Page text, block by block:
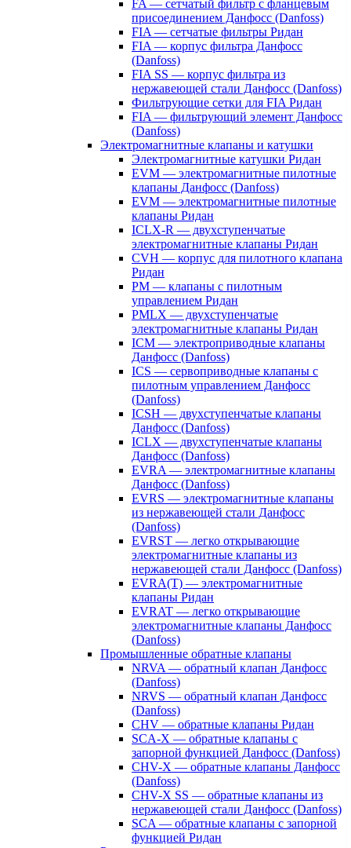
FA — сетчатый фильтр с фланцевым
присоединением Данфосс (Danfoss)
FIA — сетчатые фильтры Ридан
FIA — корпус фильтра Данфосс
(Danfoss)
FIA SS — корпус фильтра из
нержавеющей стали Данфосс (Danfoss)
Фильтрующие сетки для FIA Ридан
FIA — фильтрующий элемент Данфосс
(Danfoss)
Электромагнитные клапаны и катушки
Электромагнитные катушки Ридан
EVM — электромагнитные пилотные
клапаны Данфосс (Danfoss)
EVM — электромагнитные пилотные
клапаны Ридан
ICLX-R — двухступенчатые
электромагнитные клапаны Ридан
CVH — корпус для пилотного клапана
Ридан
PM — клапаны с пилотным
управлением Ридан
PMLX — двухступенчатые
электромагнитные клапаны Ридан
ICM — электроприводные клапаны
Данфосс (Danfoss)
ICS — сервоприводные клапаны с
пилотным управлением Данфосс
(Danfoss)
ICSH — двухступенчатые клапаны
Данфосс (Danfoss)
ICLX — двухступенчатые клапаны
Данфосс (Danfoss)
EVRA — электромагнитные клапаны
Данфосс (Danfoss)
EVRS — электромагнитные клапаны
из нержавеющей стали Данфосс
(Danfoss)
EVRST — легко открывающие
электромагнитные клапаны из
нержавеющей стали Данфосс (Danfoss)
EVRA(T) — электромагнитные
клапаны Ридан
EVRAT — легко открывающие
электромагнитные клапаны Данфосс
(Danfoss)
Промышленные обратные клапаны
NRVA — обратный клапан Данфосс
(Danfoss)
NRVS — обратный клапан Данфосс
(Danfoss)
CHV — обратные клапаны Ридан
SCA-X — обратные клапаны с
запорной функцией Данфосс (Danfoss)
CHV-X — обратные клапаны Данфосс
(Danfoss)
CHV-X SS — обратные клапаны из
нержавеющей стали Данфосс (Danfoss)
SCA — обратные клапаны с запорной
функцией Ридан